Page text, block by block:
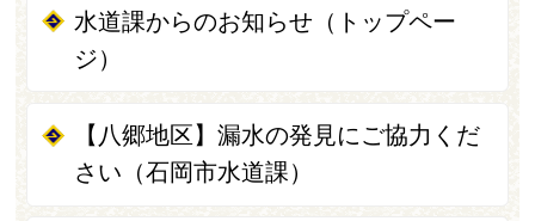
水道課からのお知らせ（トップペー
ジ）
【八郷地区】漏水の発見にご協力くだ
さい（石岡市水道課）